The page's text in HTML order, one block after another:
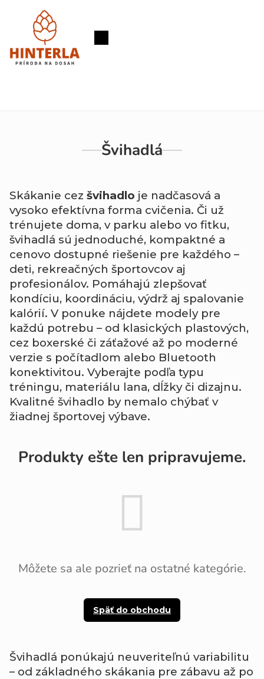
Nákupný
Švihadlá
Skákanie cez švihadlo je nadčasová a
vysoko efektívna forma cvičenia. Či už
trénujete doma, v parku alebo vo fitku,
švihadlá sú jednoduché, kompaktné a
cenovo dostupné riešenie pre každého –
deti, rekreačných športovcov aj
profesionálov. Pomáhajú zlepšovať
kondíciu, koordináciu, výdrž aj spalovanie
kalórií. V ponuke nájdete modely pre
každú potrebu – od klasických plastových,
cez boxerské či záťažové až po moderné
verzie s počítadlom alebo Bluetooth
konektivitou. Vyberajte podľa typu
tréningu, materiálu lana, dĺžky či dizajnu.
Kvalitné švihadlo by nemalo chýbať v
žiadnej športovej výbave.
Produkty ešte len pripravujeme.
Môžete sa ale pozrieť na ostatné kategórie.
Späť do obchodu
Švihadlá ponúkajú neuveriteľnú variabilitu
– od základného skákania pre zábavu až po